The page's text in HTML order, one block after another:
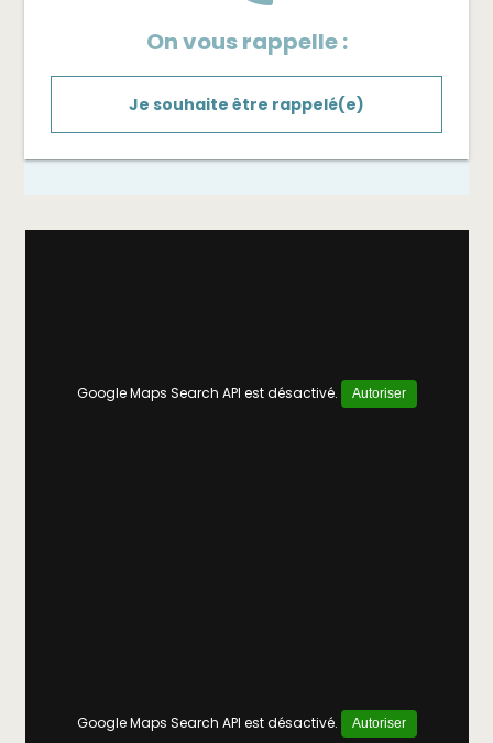
On vous rappelle :
Je souhaite être rappelé(e)
Google Maps Search API est désactivé. Autoriser
Google Maps Search API est désactivé. Autoriser